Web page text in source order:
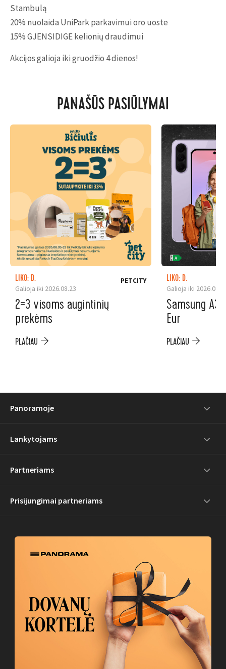
Stambulą
20% nuolaida UniPark parkavimui oro uoste
15% GJENSIDIGE kelionių draudimui
Akcijos galioja iki gruodžio 4 dienos!
PANAŠŪS PASIŪLYMAI
LIKO: D.
Galioja iki 2026.08.23
PETCITY
2=3 visoms augintinių
prekėms
PLAČIAU
LIKO: D.
Galioja iki
Samsung
Eur
PLAČIAU
Panoramoje
Lankytojams
Partneriams
Prisijungimai partneriams